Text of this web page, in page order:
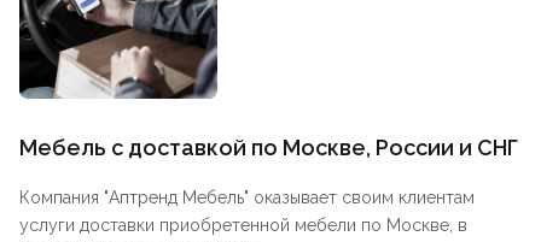
Мебель с доставкой по Москве, России и СНГ
Компания "Аптренд Мебель" оказывает своим клиентам
услуги доставки приобретенной мебели по Москве, в